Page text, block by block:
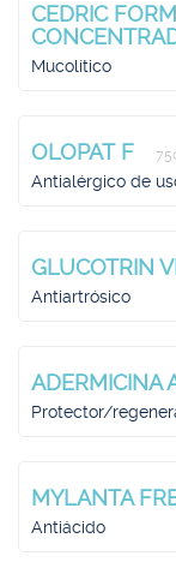
CEDRIC
Mucolítico
OLOPAT F
Antialérgico de
GLUCOTRIN
Antiartrósico
ADERMICINA
Protector/
MYLANTA
Antiácido